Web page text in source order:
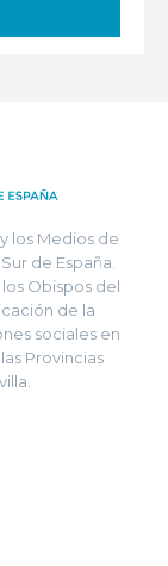
los Medios de
de España.
Obispos del
de la
sociales en
Provincias